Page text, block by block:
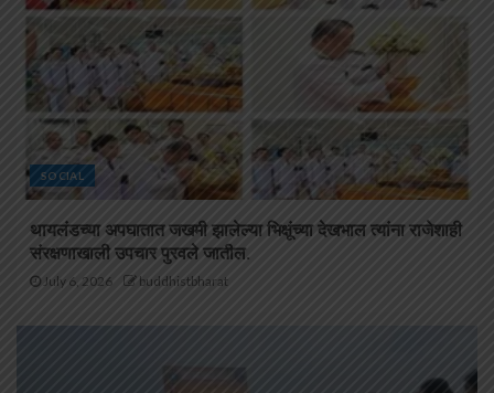
SOCIAL
थायलंडच्या अपघातात जखमी झालेल्या भिक्षूंच्या देखभाल त्यांना राजेशाही
संरक्षणाखाली उपचार पुरवले जातील.
July 6, 2026 buddhistbharat